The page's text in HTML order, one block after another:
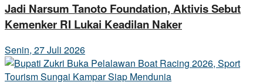
Jadi Narsum Tanoto Foundation, Aktivis Sebut
Kemenker RI Lukai Keadilan Naker
Senin, 27 Juli 2026